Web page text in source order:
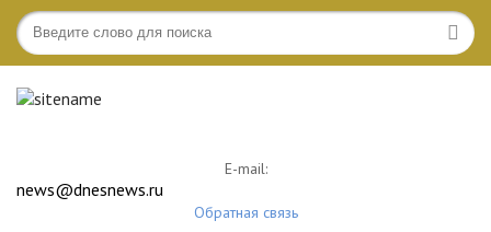
E-mail:
news@dnesnews.ru
Обратная связь